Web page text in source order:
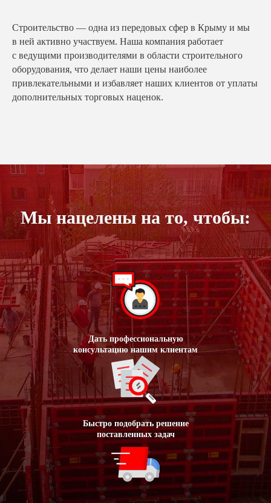
Строительство — одна из передовых сфер в Крыму и мы
в ней активно участвуем. Наша компания работает
с ведущими производителями в области строительного
оборудования, что делает наши цены наиболее
привлекательными и избавляет наших клиентов от уплаты
дополнительных торговых наценок.
Мы нацелены на то, чтобы:
Дать профессиональную
консультацию нашим клиентам
Быстро подобрать решение
поставленных задач